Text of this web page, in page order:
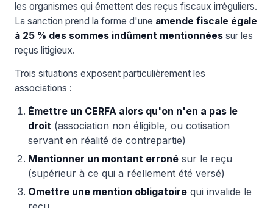
les organismes qui émettent des reçus fiscaux irréguliers.
La sanction prend la forme d'une amende fiscale égale
à 25 % des sommes indûment mentionnées sur les
reçus litigieux.
Trois situations exposent particulièrement les
associations :
Émettre un CERFA alors qu'on n'en a pas le
droit (association non éligible, ou cotisation
servant en réalité de contrepartie)
Mentionner un montant erroné sur le reçu
(supérieur à ce qui a réellement été versé)
Omettre une mention obligatoire qui invalide le